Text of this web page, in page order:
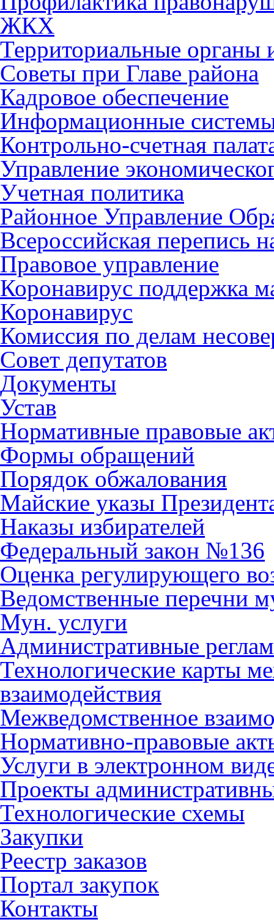
ЖКХ
Территориальные органы
Советы при Главе района
Кадровое обеспечение
Информационные
Контрольно-счетная
Управление
Учетная политика
Районное Управление
Всероссийская перепись
Правовое управление
Коронавирус поддержка
Коронавирус
Комиссия по делам
Совет депутатов
Документы
Устав
Нормативные правовые
Формы обращений
Порядок обжалования
Майские указы
Наказы избирателей
Федеральный закон №136
Оценка регулирующего
Ведомственные перечни
Мун. услуги
Административные
Технологические карты
взаимодействия
Межведомственное
Нормативно-правовые
Услуги в электронном
Проекты
Технологические схемы
Закупки
Реестр заказов
Портал закупок
Контакты